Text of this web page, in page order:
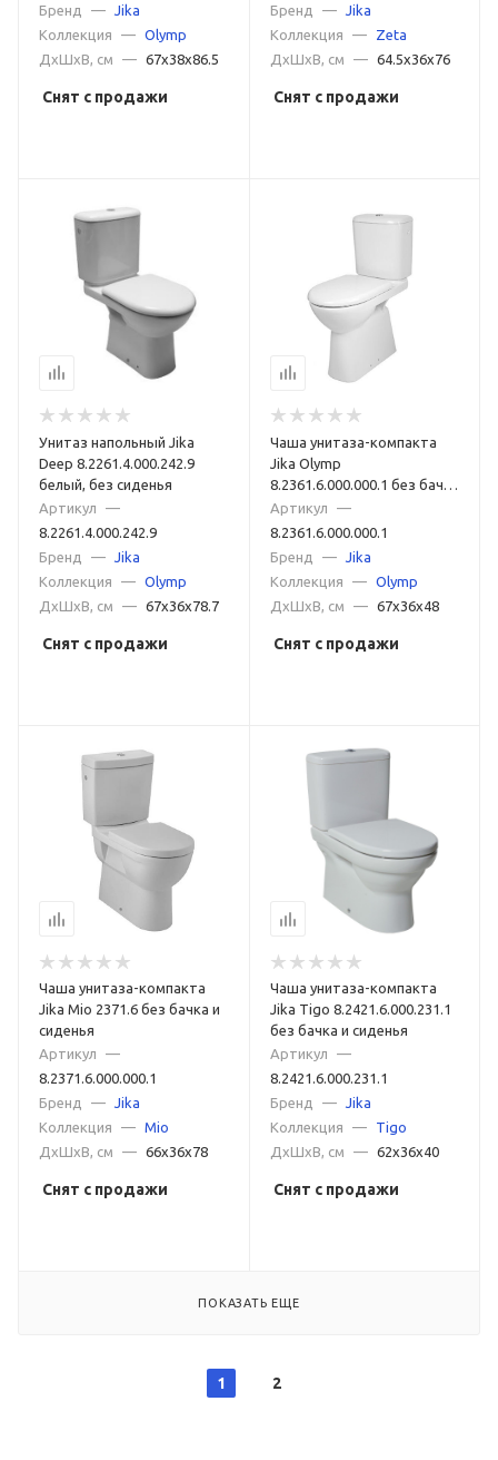
Бренд
— Jika
Коллекция
— Olymp
ДxШxВ, см
— 67x38x86.5
Снят с продажи
Бренд
—
Jika
Коллекция
—
Zeta
ДxШxВ, см
— 64.5x36x76
Снят с продажи
Унитаз напольный Jika
Deep 8.2261.4.000.242.9
белый, без сиденья
Артикул
—
8.2261.4.000.242.9
Бренд
—
Jika
Коллекция
— Olymp
ДxШxВ, см
— 67x36x78.7
Снят с продажи
Чаша унитаза-компакта
Jika Olymp
8.2361.6.000.000.1 без бачка
и сиденья
Артикул
—
8.2361.6.000.000.1
Бренд
—
Jika
Коллекция
—
Olymp
ДxШxВ, см
— 67x36x48
Снят с продажи
Чаша унитаза-компакта
Jika Mio 2371.6 без бачка и
сиденья
Артикул
—
8.2371.6.000.000.1
Бренд
— Jika
Коллекция
— Mio
ДxШxВ, см
— 66x36x78
Снят с продажи
Чаша унитаза-компакта
Jika Tigo 8.2421.6.000.231.1
без бачка и сиденья
Артикул
—
8.2421.6.000.231.1
Бренд
—
Jika
Коллекция
—
Tigo
ДxШxВ, см
— 62x36x40
Снят с продажи
ПОКАЗАТЬ ЕЩЕ
1 2